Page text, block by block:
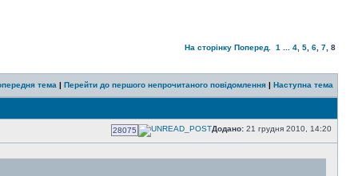
На сторінку Поперед. 1 4 5 6 7 8
тема | Перейти до першого непрочитаного повідомлення | Наступна тема
28075 Додано: 21 грудня 2010, 14:20